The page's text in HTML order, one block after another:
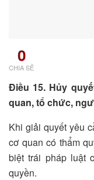
0
CHIA SẺ
Điều 15. Hủy
quan, tổ chức,
Khi giải quyết yêu
cơ quan có thẩm
biệt trái pháp luật
quyền.